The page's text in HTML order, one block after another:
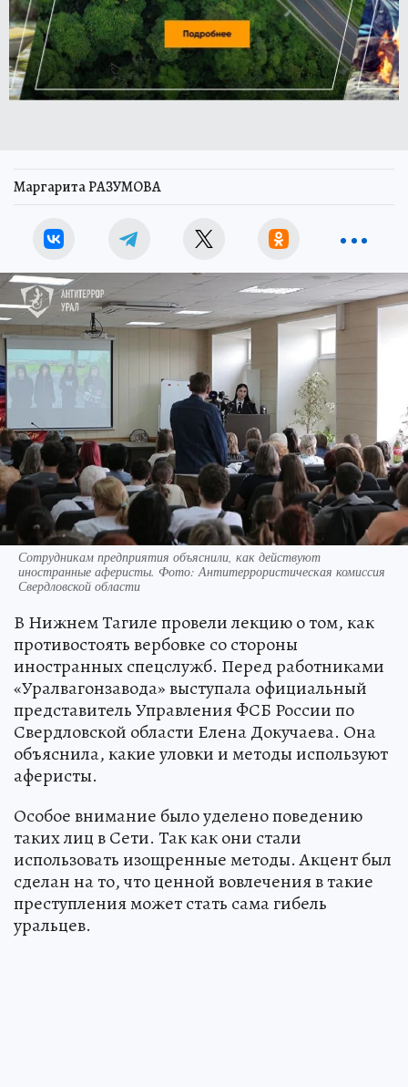
Маргарита РАЗУМОВА
Сотрудникам предприятия объяснили, как действуют
иностранные аферисты. Фото: Антитеррористическая комиссия
Свердловской области
В Нижнем Тагиле провели лекцию о том, как
противостоять вербовке со стороны
иностранных спецслужб. Перед работниками
«Уралвагонзавода» выступала официальный
представитель Управления ФСБ России по
Свердловской области Елена Докучаева. Она
объяснила, какие уловки и методы используют
аферисты.
Особое внимание было уделено поведению
таких лиц в Сети. Так как они стали
использовать изощренные методы. Акцент был
сделан на то, что ценной вовлечения в такие
преступления может стать сама гибель
уральцев.